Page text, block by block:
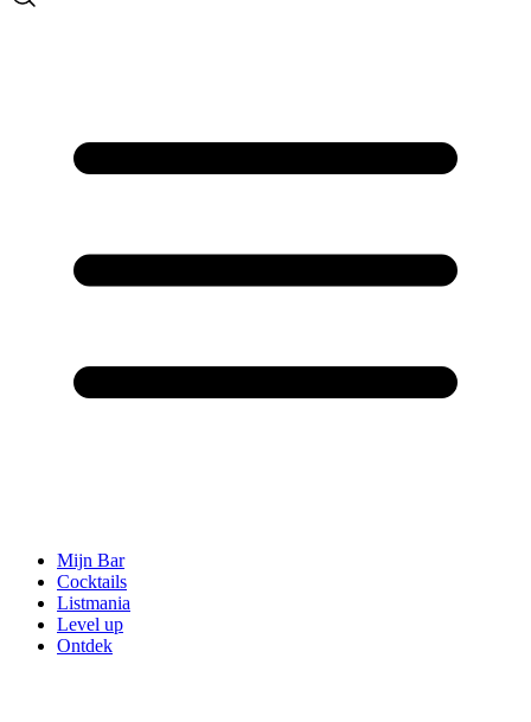
Mijn Bar
Cocktails
Listmania
Level up
Ontdek